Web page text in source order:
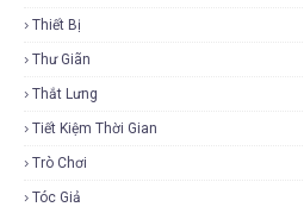
Thiết Bị
Thư Giãn
Thắt Lưng
Tiết Kiệm Thời Gian
Trò Chơi
Tóc Giả